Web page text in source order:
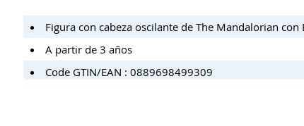
Figura con cabeza oscilante de The Mandalorian con
A partir de 3 años
Code GTIN/EAN : 0889698499309